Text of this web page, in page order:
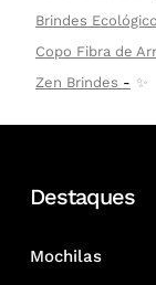
Brindes
Copo Fibra de
Zen Brindes
✨
Destaques
Mochilas